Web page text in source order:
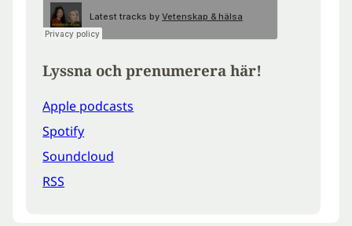
Lyssna och prenumerera här!
Apple podcasts
Spotify
Soundcloud
RSS